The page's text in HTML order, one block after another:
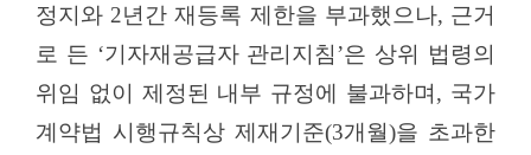
정지와 2년간 재등록 제한을 부과했으나, 근거
로 든 ‘기자재공급자 관리지침’은 상위 법령의
위임 없이 제정된 내부 규정에 불과하며 , 국가
계약법 시행규칙상 제재기준(3개월)을 초과한